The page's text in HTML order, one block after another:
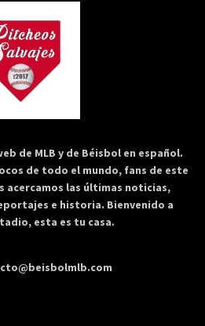
de MLB y de Béisbol en español.
de todo el mundo, fans de este
acercamos las últimas noticias,
e historia. Bienvenido a
esta es tu casa.